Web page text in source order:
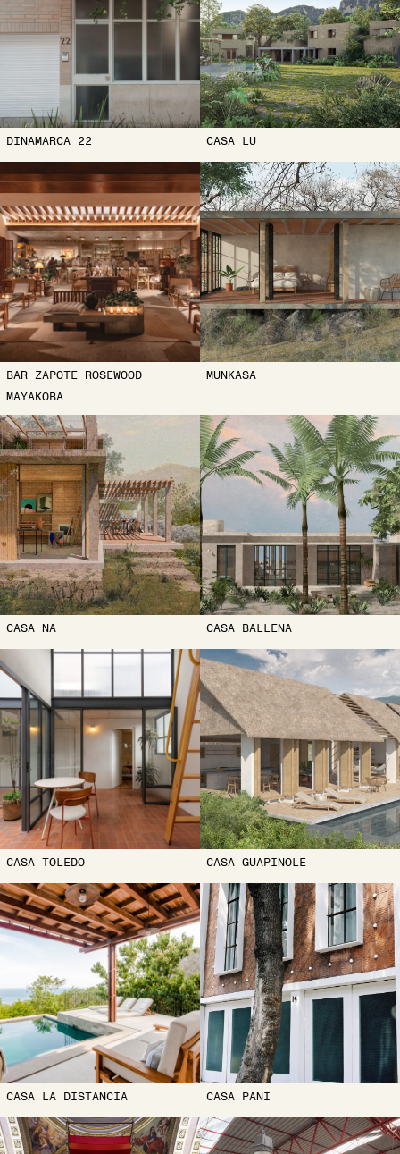
DINAMARCA 22 CASA LU
BAR ZAPOTE ROSEWOOD
MAYAKOBA
MUNKASA
CASA NA CASA BALLENA
CASA TOLEDO CASA GUAPINOLE
CASA LA DISTANCIA CASA PANI